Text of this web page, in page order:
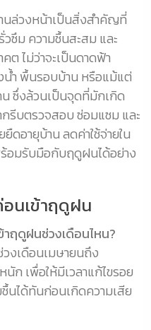
นล่วงหน้าเป็นสิ่งสำคัญที่
ซึม ความชื้นสะสม และ
ต ไม่ว่าจะเป็นดาดฟ้า
ำ พื้นรอบบ้าน หรือแม้แต่
ซึ่งล้วนเป็นจุดที่มักเกิด
บตรวจสอบ ซ่อมแซม และ
อายุบ้าน ลดค่าใช้จ่ายใน
ร้อมรับมือกับฤดูฝนได้อย่าง
นเข้าฤดูฝน
าฤดูฝนช่วงเดือนไหน?
วงเดือนเมษายนถึง
ก เพื่อให้มีเวลาแก้ไขรอย
นได้ทันก่อนเกิดความเสีย